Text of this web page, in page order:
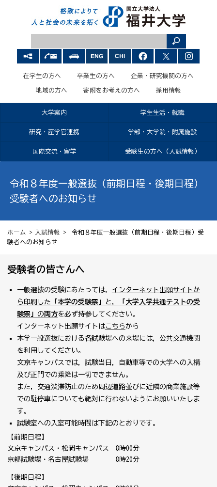
在学生の方へ 卒業生の方へ 企業・研究機関の方へ
地域の方へ 寄附をお考えの方へ 採用情報
大学案内 学生生活・就職
研究・産学官連携 学部・大学院・附属施設
国際交流・留学 受験生の方へ（入試情報）
令和８年度一般選抜（前期日程・後期日程）
受験者へのお知らせ
ホーム > 入試情報 > 令和８年度一般選抜（前期日程・後期日程）受
験者へのお知らせ
受験者の皆さんへ
一般選抜の受験にあたっては， インターネット出願サイトか
ら印刷した 「本学の受験票」 と，
「大学入学共通テストの受
験票」 の両方を必ず持参してください。
インターネット出願サイトはこちら から
本学一般選抜における各試験場への来場には，公共交通機関
を利用してください。
文京キャンパスでは，試験当日，自動車等での大学への入構
及び正門での乗降は一切できません。
また，交通渋滞防止のため周辺道路並びに近隣の商業施設等
での駐停車についても絶対に行わないようにお願いいたしま
す。
試験室への入室可能時間は下記のとおりです。
【前期日程】
文京キャンパス・松岡キャンパス 8時00分
京都試験場・名古屋試験場 8時20分
【後期日程】